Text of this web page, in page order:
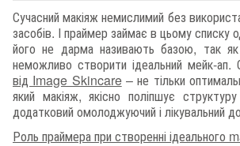
Сучасний макіяж немислимий без
засобів. І праймер займає в цьому списку
його не дарма називають базою, так
неможливо створити ідеальний мейк-ап.
від Image Skincare– не тільки
який макіяж, якісно поліпшує
додатковий омолоджуючий і лікувальний
Роль праймера при створенні ідеального